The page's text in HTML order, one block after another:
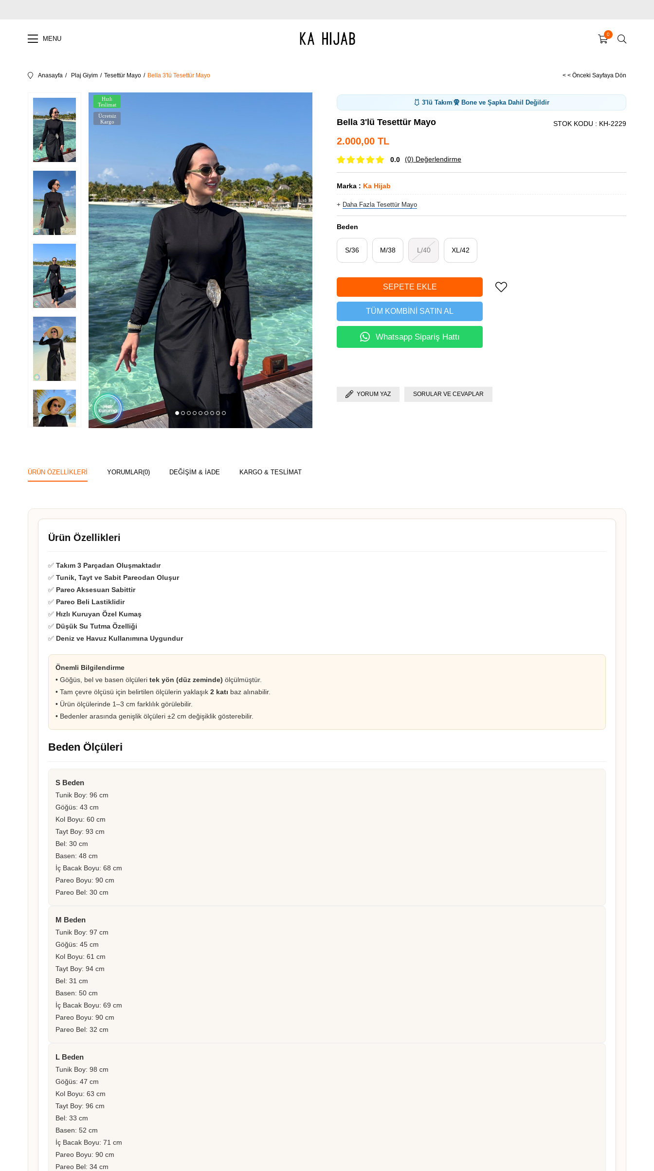
MENU
0
Anasayfa Plaj Giyim Tesettür Mayo Bella 3'lü Tesettür Mayo < < Önceki Sayfaya Dön
Ücretsiz
Kargo
Hızlı
Teslimat
🩱 3'lü Takım 🧕 Bone ve Şapka Dahil Değildir
Bella 3'lü Tesettür Mayo STOK KODU KH-2229
2.000,00 TL
0.0 (0) Değerlendirme
Marka : Ka Hijab
+ Daha Fazla Tesettür Mayo
Beden
S/36 M/38 L/40 XL/42
TÜM KOMBINI SATIN AL
Whatsapp Sipariş Hattı
YORUM YAZ SORULAR VE CEVAPLAR
ÜRÜN ÖZELLIKLERI YORUMLAR(0) DEĞİŞİM & İADE KARGO & TESLİMAT
Ürün Özellikleri
✅ Takım 3 Parçadan Oluşmaktadır
✅ Tunik, Tayt ve Sabit Pareodan Oluşur
✅ Pareo Aksesuarı Sabittir
✅ Pareo Beli Lastiklidir
✅ Hızlı Kuruyan Özel Kumaş
✅ Düşük Su Tutma Özelliği
✅ Deniz ve Havuz Kullanımına Uygundur
Önemli Bilgilendirme
• Göğüs, bel ve basen ölçüleri tek yön (düz zeminde) ölçülmüştür.
• Tam çevre ölçüsü için belirtilen ölçülerin yaklaşık 2 katı baz alınabilir.
• Ürün ölçülerinde 1–3 cm farklılık görülebilir.
• Bedenler arasında genişlik ölçüleri ±2 cm değişiklik gösterebilir.
Beden Ölçüleri
S Beden
Tunik Boy: 96 cm
Göğüs: 43 cm
Kol Boyu: 60 cm
Tayt Boy: 93 cm
Bel: 30 cm
Basen: 48 cm
İç Bacak Boyu: 68 cm
Pareo Boyu: 90 cm
Pareo Bel: 30 cm
M Beden
Tunik Boy: 97 cm
Göğüs: 45 cm
Kol Boyu: 61 cm
Tayt Boy: 94 cm
Bel: 31 cm
Basen: 50 cm
İç Bacak Boyu: 69 cm
Pareo Boyu: 90 cm
Pareo Bel: 32 cm
L Beden
Tunik Boy: 98 cm
Göğüs: 47 cm
Kol Boyu: 63 cm
Tayt Boy: 96 cm
Bel: 33 cm
Basen: 52 cm
İç Bacak Boyu: 71 cm
Pareo Boyu: 90 cm
Pareo Bel: 34 cm